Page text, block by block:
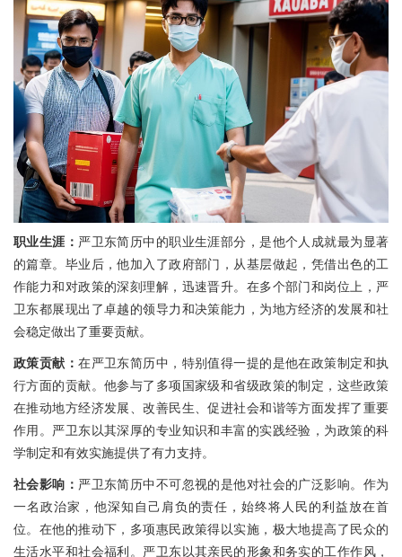
职业生涯：严卫东简历中的职业生涯部分，是他个人成就最为显著
的篇章。毕业后，他加入了政府部门，从基层做起，凭借出色的工
作能力和对政策的深刻理解，迅速晋升。在多个部门和岗位上，严
卫东都展现出了卓越的领导力和决策能力，为地方经济的发展和社
会稳定做出了重要贡献。
政策贡献：在严卫东简历中，特别值得一提的是他在政策制定和执
行方面的贡献。他参与了多项国家级和省级政策的制定，这些政策
在推动地方经济发展、改善民生、促进社会和谐等方面发挥了重要
作用。严卫东以其深厚的专业知识和丰富的实践经验，为政策的科
学制定和有效实施提供了有力支持。
社会影响：严卫东简历中不可忽视的是他对社会的广泛影响。作为
一名政治家，他深知自己肩负的责任，始终将人民的利益放在首
位。在他的推动下，多项惠民政策得以实施，极大地提高了民众的